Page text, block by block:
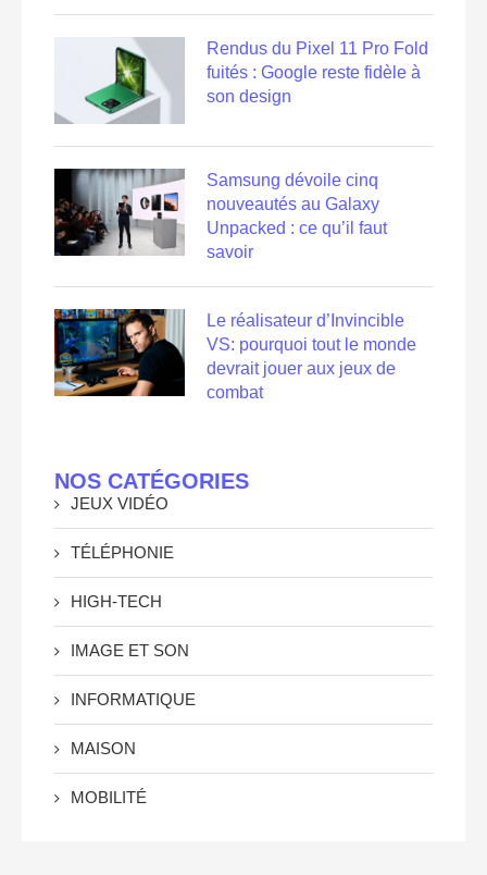
Rendus du Pixel 11 Pro Fold
fuités : Google reste fidèle à
son design
Samsung dévoile cinq
nouveautés au Galaxy
Unpacked : ce qu’il faut
savoir
Le réalisateur d’Invincible
VS: pourquoi tout le monde
devrait jouer aux jeux de
combat
NOS CATÉGORIES
JEUX VIDÉO
TÉLÉPHONIE
HIGH-TECH
IMAGE ET SON
INFORMATIQUE
MAISON
MOBILITÉ